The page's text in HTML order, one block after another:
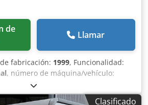
Llamar
fabricación: 1999, Funcionalidad:
, número de máquina/vehículo:
37 kW (50,31 CV)
, Equipamiento:compresor, placa
Clasificado